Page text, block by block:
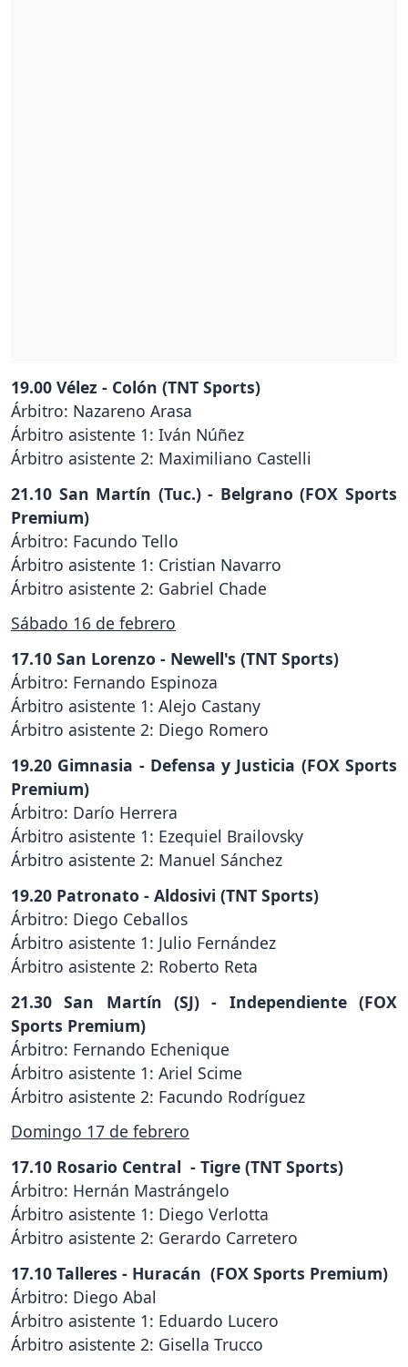
19.00 Vélez - Colón (TNT Sports)
Árbitro: Nazareno Arasa
Árbitro asistente 1: Iván Núñez
Árbitro asistente 2: Maximiliano Castelli
21.10 San Martín (Tuc.) - Belgrano (FOX Sports
Premium)
Árbitro: Facundo Tello
Árbitro asistente 1: Cristian Navarro
Árbitro asistente 2: Gabriel Chade
Sábado 16 de febrero
17.10 San Lorenzo - Newell's (TNT Sports)
Árbitro: Fernando Espinoza
Árbitro asistente 1: Alejo Castany
Árbitro asistente 2: Diego Romero
19.20 Gimnasia - Defensa y Justicia (FOX Sports
Premium)
Árbitro: Darío Herrera
Árbitro asistente 1: Ezequiel Brailovsky
Árbitro asistente 2: Manuel Sánchez
19.20 Patronato - Aldosivi (TNT Sports)
Árbitro: Diego Ceballos
Árbitro asistente 1: Julio Fernández
Árbitro asistente 2: Roberto Reta
21.30 San Martín (SJ) - Independiente (FOX
Sports Premium)
Árbitro: Fernando Echenique
Árbitro asistente 1: Ariel Scime
Árbitro asistente 2: Facundo Rodríguez
Domingo 17 de febrero
17.10 Rosario Central - Tigre (TNT Sports)
Árbitro: Hernán Mastrángelo
Árbitro asistente 1: Diego Verlotta
Árbitro asistente 2: Gerardo Carretero
17.10 Talleres - Huracán (FOX Sports Premium)
Árbitro: Diego Abal
Árbitro asistente 1: Eduardo Lucero
Árbitro asistente 2: Gisella Trucco